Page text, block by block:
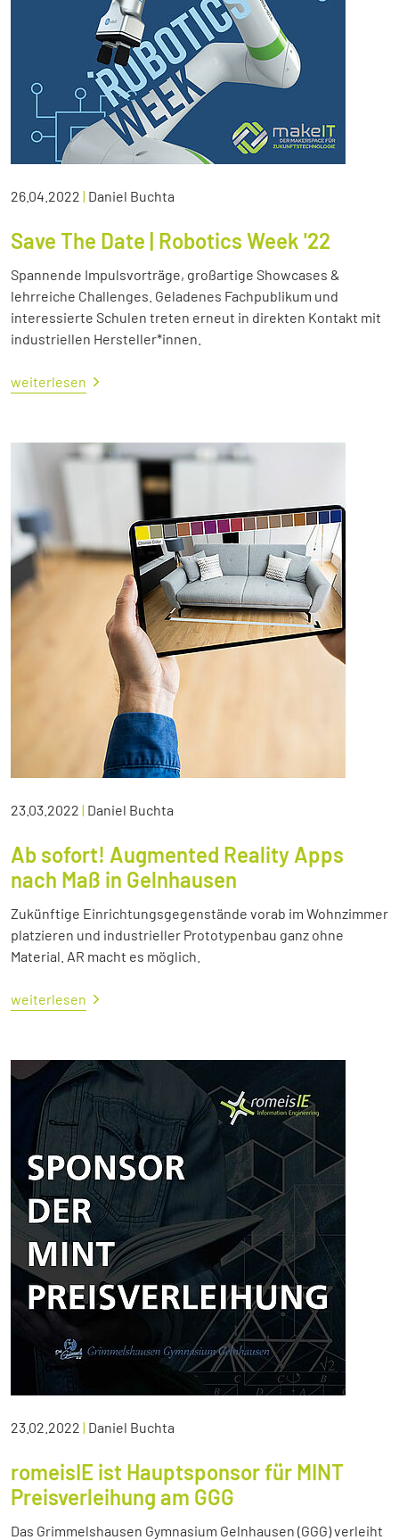
26.04.2022 | Daniel Buchta
Save The Date | Robotics Week '22
Spannende Impulsvorträge, großartige Showcases &
lehrreiche Challenges. Geladenes Fachpublikum und
interessierte Schulen treten erneut in direkten Kontakt mit
industriellen Hersteller*innen.
weiterlesen
23.03.2022 | Daniel Buchta
Ab sofort! Augmented Reality Apps
nach Maß in Gelnhausen
Zukünftige Einrichtungsgegenstände vorab im Wohnzimmer
platzieren und industrieller Prototypenbau ganz ohne
Material. AR macht es möglich.
weiterlesen
23.02.2022 | Daniel Buchta
romeisIE ist Hauptsponsor für MINT
Preisverleihung am GGG
Das Grimmelshausen Gymnasium Gelnhausen (GGG) verleiht